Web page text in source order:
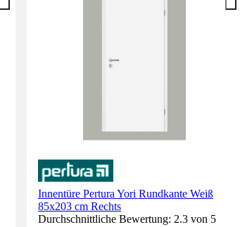
Innentüre Pertura Yori Rundkante Weiß
85x203 cm Rechts
Durchschnittliche Bewertung: 2.3 von 5